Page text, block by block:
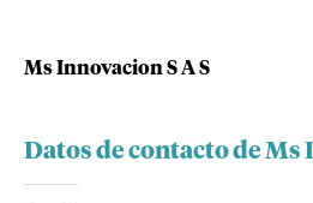
Ms Innovacion S A S
Datos de contacto de Ms